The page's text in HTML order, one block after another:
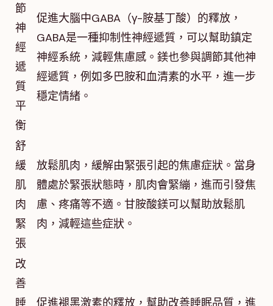
節
神
經
遞
質
平
衡
促進大腦中GABA（γ-胺基丁酸）的釋放，
GABA是一種抑制性神經遞質，可以幫助鎮定
神經系統，減輕焦慮感。鎂也參與調節其他神
經遞質，例如多巴胺和血清素的水平，進一步
穩定情緒。
舒
緩
肌
肉
緊
張
放鬆肌肉，緩解由緊張引起的焦慮症狀。當身
體處於緊張狀態時，肌肉會緊繃，進而引發焦
慮、疼痛等不適。甘胺酸鎂可以幫助放鬆肌
肉，減輕這些症狀。
改
善
睡
促進褪黑激素的釋放，幫助改善睡眠品質，進